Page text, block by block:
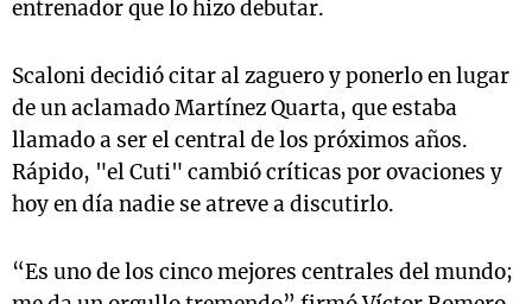
entrenador que lo hizo debutar.
Scaloni decidió citar al zaguero y ponerlo en lugar
de un aclamado Martínez Quarta, que estaba
llamado a ser el central de los próximos años.
Rápido, "el Cuti" cambió críticas por ovaciones y
hoy en día nadie se atreve a discutirlo.
“Es uno de los cinco mejores centrales del mundo;